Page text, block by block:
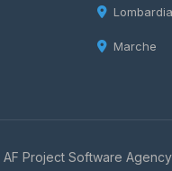
Lombardia
Marche
AF Project Software